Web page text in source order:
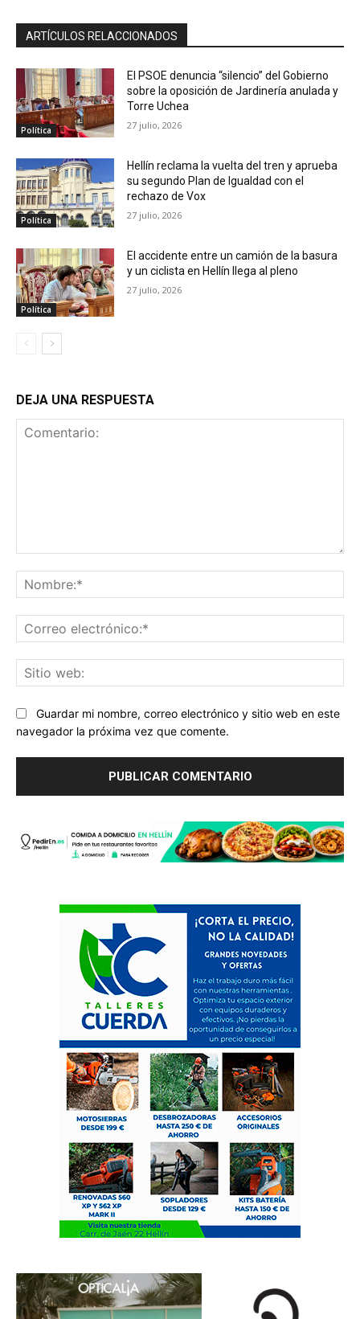
ARTÍCULOS RELACCIONADOS
Política
El PSOE denuncia “silencio” del Gobierno
sobre la oposición de Jardinería anulada y
Torre Uchea
27 julio, 2026
Política
Hellín reclama la vuelta del tren y aprueba
su segundo Plan de Igualdad con el
rechazo de Vox
27 julio, 2026
Política
El accidente entre un camión de la basura
y un ciclista en Hellín llega al pleno
27 julio, 2026
DEJA UNA RESPUESTA
Guardar mi nombre, correo electrónico y sitio web en este
navegador la próxima vez que comente.